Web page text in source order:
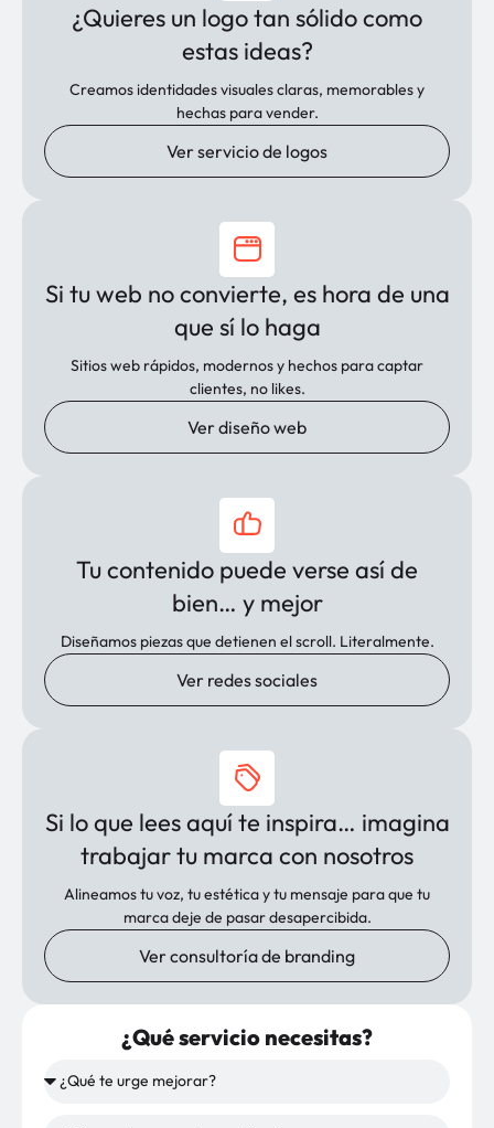
¿Quieres un logo tan sólido como
estas ideas?
Creamos identidades visuales claras, memorables y
hechas para vender.
Ver servicio de logos
Si tu web no convierte, es hora de una
que sí lo haga
Sitios web rápidos, modernos y hechos para captar
clientes, no likes.
Ver diseño web
Tu contenido puede verse así de
bien… y mejor
Diseñamos piezas que detienen el scroll. Literalmente.
Ver redes sociales
Si lo que lees aquí te inspira… imagina
trabajar tu marca con nosotros
Alineamos tu voz, tu estética y tu mensaje para que tu
marca deje de pasar desapercibida.
Ver consultoría de branding
¿Qué servicio necesitas?